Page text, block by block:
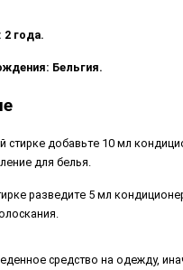
2 года.
Бельгия.
добавьте 10 мл
для белья.
разведите 5 мл
средство на одежду,